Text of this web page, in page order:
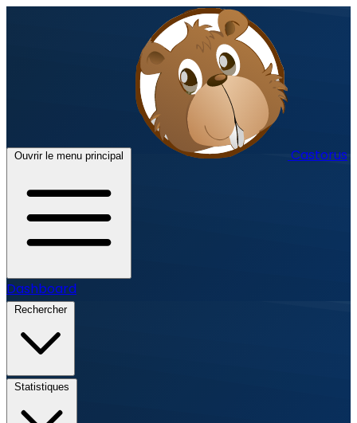
Ouvrir le menu principal Castorus
Dashboard
Rechercher
Statistiques